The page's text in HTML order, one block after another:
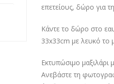
επετείους, δώρο για
Κάντε το δώρο στο
33x33cm με λευκό το
Εκτυπώσιμο μαξιλάρι
Ανεβάστε τη